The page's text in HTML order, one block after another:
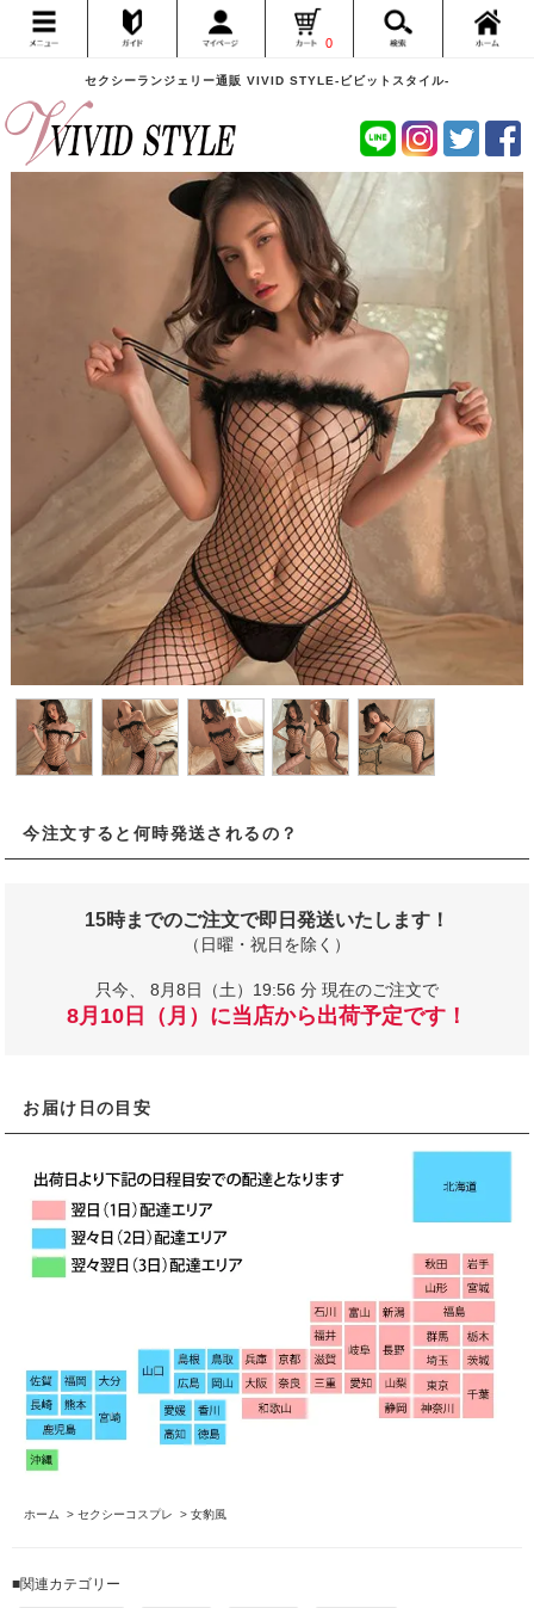
セクシーランジェリー通販 VIVID STYLE-ビビットスタイル-
0
今注文すると何時発送されるの？
15時までのご注文で即日発送いたします！
（日曜・祝日を除く）
只今、 8月8日（土）19:56 分 現在のご注文で
8月10日（月）に当店から出荷予定です！
お届け日の目安
ホーム > セクシーコスプレ > 女豹風
■関連カテゴリー